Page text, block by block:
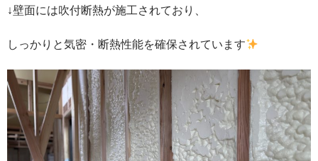
↓壁面には吹付断熱が施工されており、
しっかりと気密・断熱性能を確保されています